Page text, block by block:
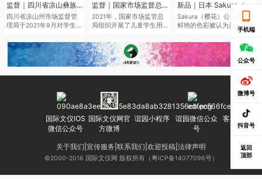
监督｜四川省凉山彝族自治州市场监督管理局于近日发布了2021年第二批产品质量监督抽查结果
四川省凉山州市场监督管
理局于2021年9月对学生文
儿童学生用品开展质量监
督抽查545批次。其中，儿
童学生用品监督抽查307批
监督｜国家市场监督总局通报儿童学生用品产品2021年抽查情况
2021年，国家市场监管总
局组织开展了儿童学生用
查，共抽查了2050家企业
生产的2186批次儿童学生
用品，涉及玩具、童车、
头盔等7种产品。其中，学
生文具抽查不合格率
广东省等产地的生产企
业。
Sakura（樱花）公司鉴于
鲜艳的色彩被认为是2022
年的色彩趋势，该品牌现
在正在扩大其产品范围，
本次“Sakura Color
Products”新系列包括六种
和三种新的橡皮擦，每种
手机端
公众号
微博号
抖音号
返回
顶部
国际文仪IOS
微信公众号
国际文仪网官
方微博
谊园小程序
谊园微信公众
号
客服微信号
关于我们 宣传服务 联系我们 欢迎投稿 法律声明
©2000-2016 国际文仪网 版权所有（粤ICP备14077096号）